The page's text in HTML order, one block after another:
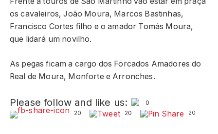
os cavaleiros, João Moura, Marcos Bastinhas,
Francisco Cortes filho e o amador Tomás Moura,
que lidará um novilho.
As pegas ficam a cargo dos Forcados Amadores do
Real de Moura, Monforte e Arronches.
Please follow and like us:
0
20
20 20